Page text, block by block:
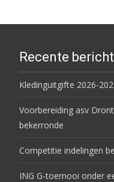
Recente
Kledinguitgifte 2026-
Voorbereiding asv
bekerronde
Competitie indelingen
ING G-toernooi onder